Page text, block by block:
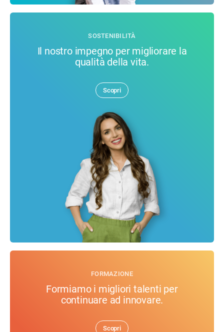
SOSTENIBILITÀ
Il nostro impegno per migliorare la
qualità della vita.
Scopri
FORMAZIONE
Formiamo i migliori talenti per
continuare ad innovare.
Scopri